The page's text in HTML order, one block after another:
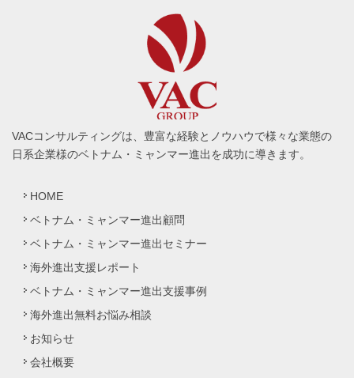
VACコンサルティングは、豊富な経験とノウハウで様々な業態の
日系企業様のベトナム・ミャンマー進出を成功に導きます。
HOME
ベトナム・ミャンマー進出顧問
ベトナム・ミャンマー進出セミナー
海外進出支援レポート
ベトナム・ミャンマー進出支援事例
海外進出無料お悩み相談
お知らせ
会社概要